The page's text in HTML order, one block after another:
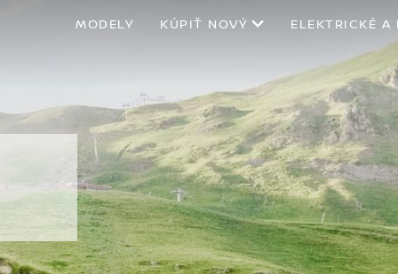
MODELY KÚPIŤ NOVÝ ELEKTRICKÉ A